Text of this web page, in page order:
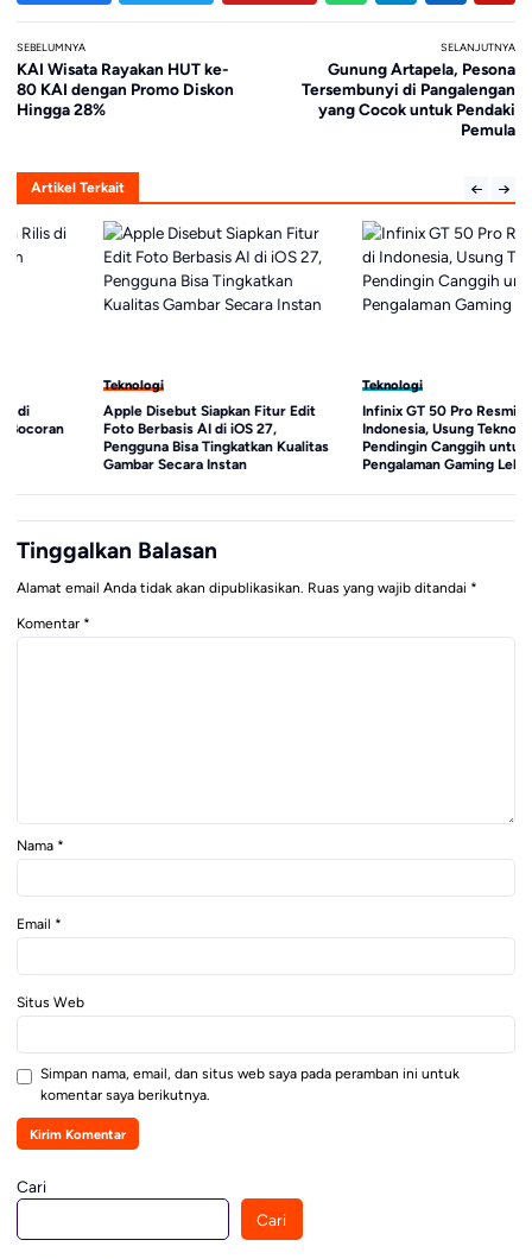
SEBELUMNYA
KAI Wisata Rayakan HUT ke-
80 KAI dengan Promo Diskon
Hingga 28%
SELANJUTNYA
Gunung Artapela, Pesona
Tersembunyi di Pangalengan
yang Cocok untuk Pendaki
Pemula
Artikel Terkait
Apple Disebut Siapkan Fitur Edit
Foto Berbasis AI di iOS 27,
Pengguna Bisa Tingkatkan Kualitas
Gambar Secara Instan
Infinix GT 50 Pro Resmi Hadir di
Indonesia, Usung Teknologi
Pendingin Canggih untuk
Pengalaman Gaming Lebih Stabil
Tinggalkan Balasan
Alamat email Anda tidak akan dipublikasikan. Ruas yang wajib ditandai *
Komentar *
Nama *
Email *
Situs Web
Simpan nama, email, dan situs web saya pada peramban ini untuk
komentar saya berikutnya.
Cari
Cari